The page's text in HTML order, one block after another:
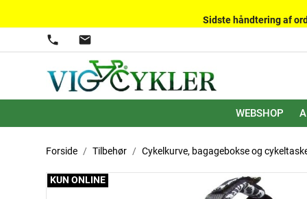
Sidste håndtering af
phone mail
WEBSHOP
Forside Tilbehør Cykelkurve, bagagebokse og
KUN ONLINE